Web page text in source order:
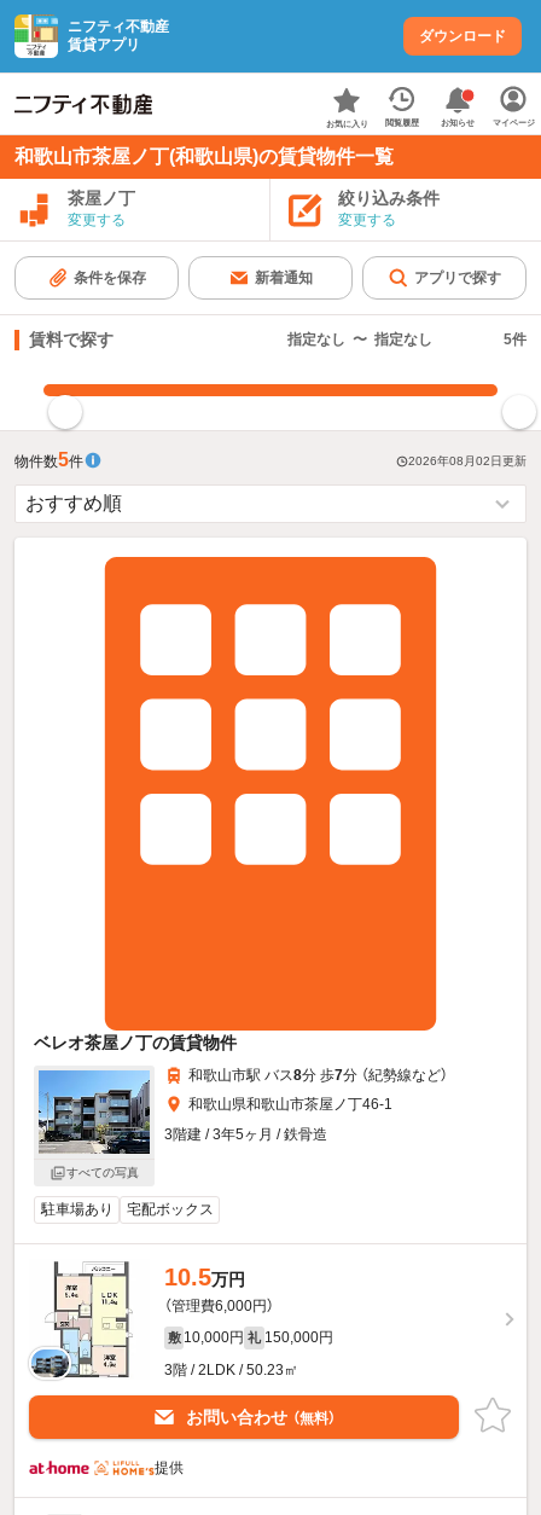
ニフティ不動産
賃貸アプリ
ダウンロード
お気に入り 閲覧履歴 お知らせ マイページ
和歌山市茶屋ノ丁(和歌山県)の賃貸物件一覧
茶屋ノ丁
変更する
絞り込み条件
変更する
条件を保存 新着通知 アプリで探す
賃料で探す 指定なし 〜 指定なし 5件
物件数5件 2026年08月02日更新
ベレオ茶屋ノ丁の賃貸物件
すべての写真
和歌山市駅 バス8分 歩7分 （紀勢線など）
和歌山県和歌山市茶屋ノ丁46-1
3階建 / 3年5ヶ月 / 鉄骨造
駐車場あり 宅配ボックス
10.5万円
（管理費6,000円）
敷 10,000円 礼 150,000円
3階 / 2LDK / 50.23㎡
お問い合わせ （無料）
提供